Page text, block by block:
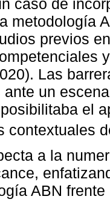
caso de
metodología
previos
Las
un
el
contextuales
a la
ABN